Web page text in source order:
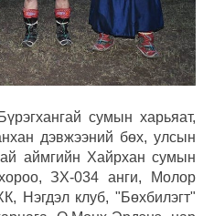
сумын харьяат,
дэвжээний бөх, улсын
аймгийн Хайрхан сумын
ЗХ-034 анги, Молор
Нэгдэл клуб, "Бөхбилэгт"